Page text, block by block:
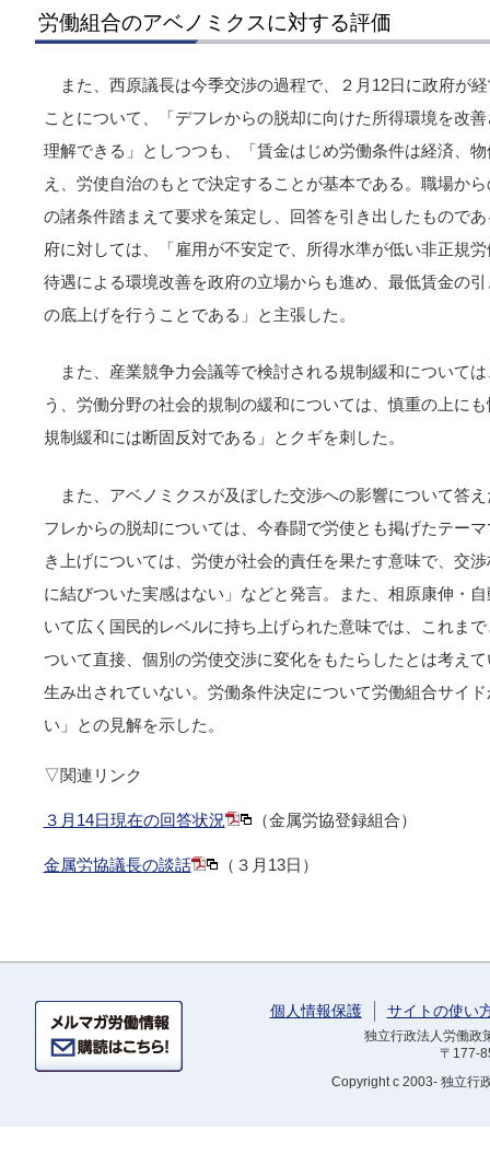
労働組合のアベノミクスに対する評価
また、西原議長は今季交渉の過程で、２月12日に政府が
ことについて、「デフレからの脱却に向けた所得環境を改
理解できる」としつつも、「賃金はじめ労働条件は経済、
え、労使自治のもとで決定することが基本である。職場か
の諸条件踏まえて要求を策定し、回答を引き出したもので
府に対しては、「雇用が不安定で、所得水準が低い非正規
待遇による環境改善を政府の立場からも進め、最低賃金の
の底上げを行うことである」と主張した。
また、産業競争力会議等で検討される規制緩和について
う、労働分野の社会的規制の緩和については、慎重の上に
規制緩和には断固反対である」とクギを刺した。
また、アベノミクスが及ぼした交渉への影響について答
フレからの脱却については、今春闘で労使とも掲げたテー
き上げについては、労使が社会的責任を果たす意味で、交
に結びついた実感はない」などと発言。また、相原康伸・
いて広く国民的レベルに持ち上げられた意味では、これま
ついて直接、個別の労使交渉に変化をもたらしたとは考え
生み出されていない。労働条件決定について労働組合サイ
い」との見解を示した。
▽関連リンク
３月14日現在の回答状況 （金属労協登録組合）
金属労協議長の談話 （３月13日）
個人情報保護 サイトの使い
独立行政法人労働
〒177-
Copyrightc 2003- 独立行